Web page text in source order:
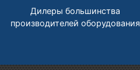
Дилеры большинства
производителей оборудования